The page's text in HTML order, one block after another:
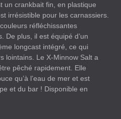
un crankbait fin, en plastique
irrésistible pour les carnassiers.
réfléchissantes
De plus, il est équipé d’un
longcast intégré, ce qui
lointains. Le X-Minnow Salt a
pêché rapidement. Elle
qu’à l’eau de mer et est
et du bar ! Disponible en